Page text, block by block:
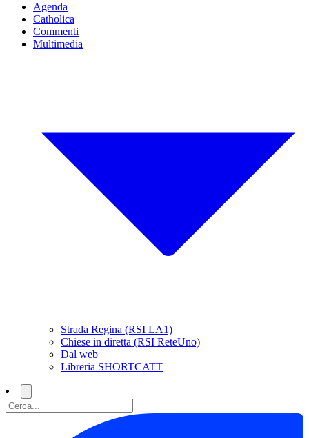
Agenda
Catholica
Commenti
Multimedia
Strada Regina (RSI LA1)
Chiese in diretta (RSI ReteUno)
Dal web
Libreria SHORTCATT